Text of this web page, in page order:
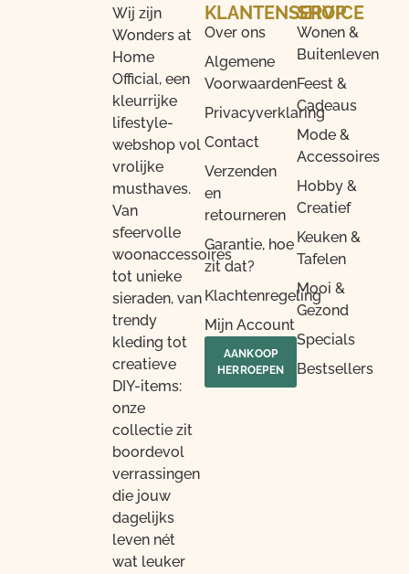
Wij zijn
Wonders at
Home
Official, een
kleurrijke
lifestyle-
webshop vol
vrolijke
musthaves.
Van
sfeervolle
woonaccessoires
tot unieke
sieraden, van
trendy
kleding tot
creatieve
DIY-items:
onze
collectie zit
boordevol
verrassingen
die jouw
dagelijks
leven nét
wat leuker
SHOP
Wonen &
Buitenleven
Feest &
Cadeaus
Mode &
Accessoires
Hobby &
Creatief
Keuken &
Tafelen
Mooi &
Gezond
Specials
Bestsellers
KLANTENSERVICE
Over ons
Algemene
Voorwaarden
Privacyverklaring
Contact
Verzenden
en
retourneren
Garantie, hoe
zit dat?
Klachtenregeling
Mijn Account
AANKOOP
HERROEPEN